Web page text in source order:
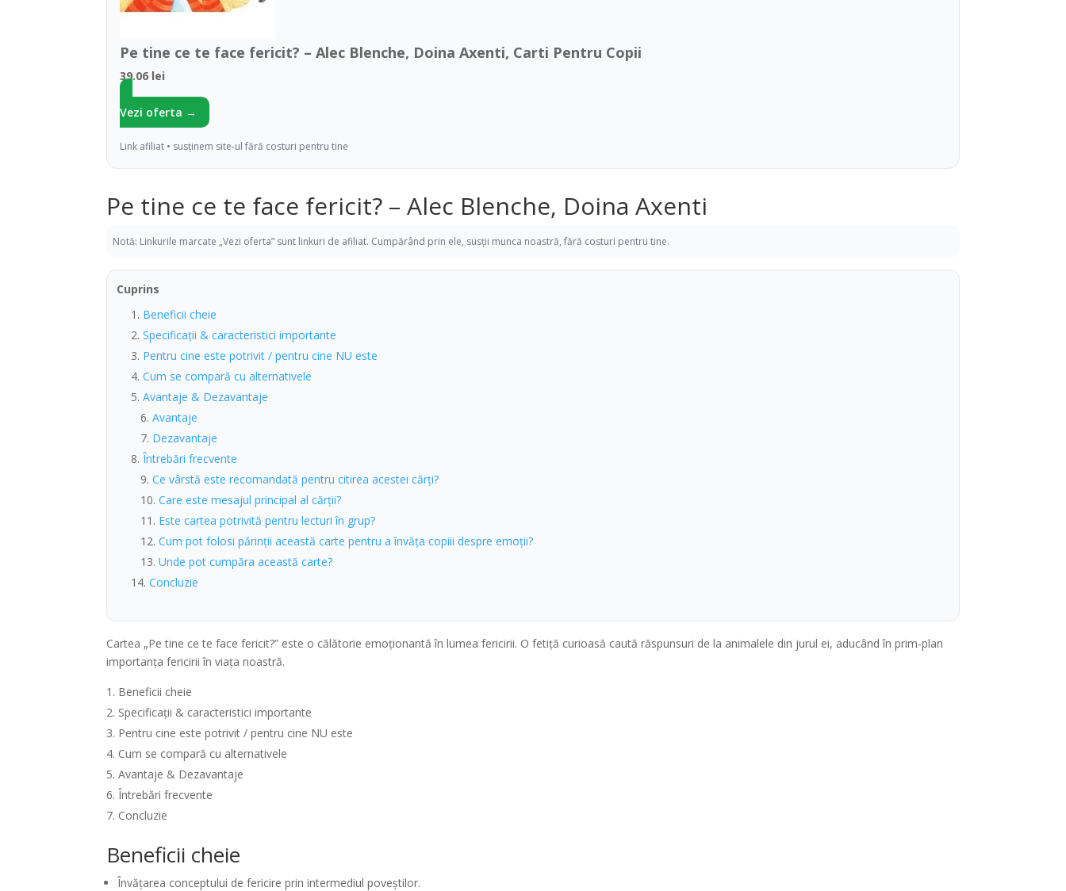
Pe tine ce te face fericit? – Alec Blenche, Doina Axenti, Carti Pentru Copii
39.06 lei
Vezi oferta →
Link afiliat • susținem site-ul fără costuri pentru tine
Pe tine ce te face fericit? – Alec Blenche, Doina Axenti
Notă: Linkurile marcate „Vezi oferta” sunt linkuri de afiliat. Cumpărând prin ele, susții munca noastră, fără costuri pentru tine.
Cuprins
Beneficii cheie
Specificații & caracteristici importante
Pentru cine este potrivit / pentru cine NU este
Cum se compară cu alternativele
Avantaje & Dezavantaje
Avantaje
Dezavantaje
Întrebări frecvente
Ce vârstă este recomandată pentru citirea acestei cărți?
Care este mesajul principal al cărții?
Este cartea potrivită pentru lecturi în grup?
Cum pot folosi părinții această carte pentru a învăța copiii despre emoții?
Unde pot cumpăra această carte?
Concluzie
Cartea „Pe tine ce te face fericit?” este o călătorie emoționantă în lumea fericirii. O fetiță curioasă caută răspunsuri de la animalele din jurul ei, aducând în prim-plan
importanța fericirii în viața noastră.
Beneficii cheie
Specificații & caracteristici importante
Pentru cine este potrivit / pentru cine NU este
Cum se compară cu alternativele
Avantaje & Dezavantaje
Întrebări frecvente
Concluzie
Beneficii cheie
Învățarea conceptului de fericire prin intermediul poveștilor.